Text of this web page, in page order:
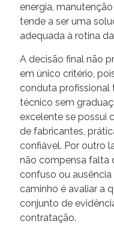
energia,
tende a ser uma
adequada à rotina
A decisão final não
em único critério,
conduta profissional
técnico sem
excelente se possui
de fabricantes,
confiável. Por outro
não compensa falta
confuso ou
caminho é avaliar a
conjunto de
contratação.